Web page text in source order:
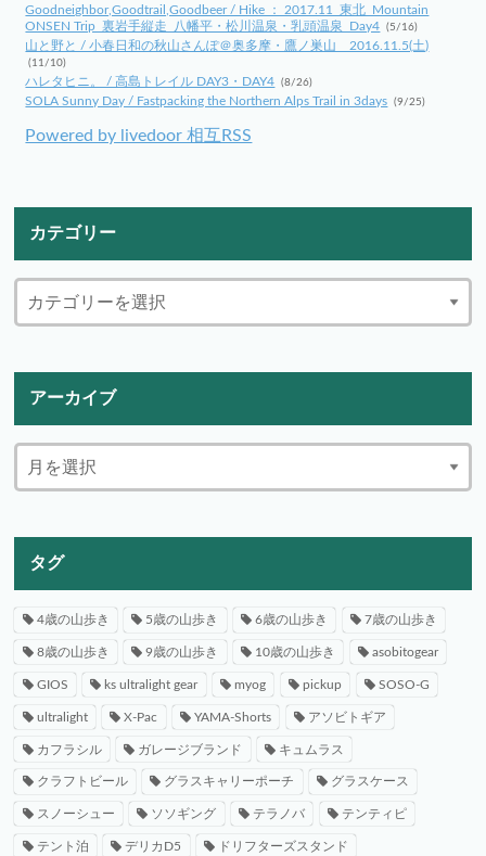
Goodneighbor,Goodtrail,Goodbeer / Hike ： 2017.11_東北_Mountain
ONSEN Trip_裏岩手縦走_八幡平・松川温泉・乳頭温泉_Day4 (5/16)
山と野と / 小春日和の秋山さんぽ＠奥多摩・鷹ノ巣山 2016.11.5(土)
(11/10)
ハレタヒニ。 / 高島トレイル DAY3・DAY4 (8/26)
SOLA Sunny Day / Fastpacking the Northern Alps Trail in 3days (9/25)
Powered by livedoor 相互RSS
カテゴリー
アーカイブ
タグ
4歳の山歩き 5歳の山歩き 6歳の山歩き 7歳の山歩き
8歳の山歩き 9歳の山歩き 10歳の山歩き asobitogear
GIOS ks ultralight gear myog pickup SOSO-G
ultralight X-Pac YAMA-Shorts アソビトギア
カフラシル ガレージブランド キュムラス
クラフトビール グラスキャリーポーチ グラスケース
スノーシュー ソソギング テラノバ テンティピ
テント泊 デリカD5 ドリフターズスタンド